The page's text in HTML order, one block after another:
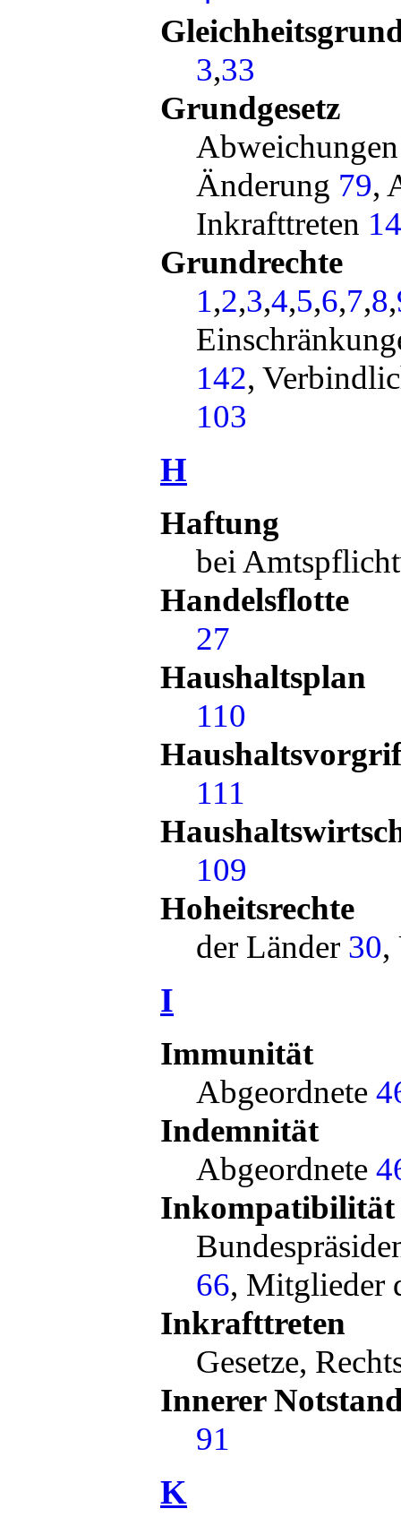
3,33
Grundgesetz
Änderung 79,
Inkrafttreten
Grundrechte
1,2,3,4,5,6,7,8,
142,
103
H
Haftung
bei
Handelsflotte
27
Haushaltsplan
110
111
109
Hoheitsrechte
der Länder 30,
I
Immunität
Abgeordnete
Indemnität
Abgeordnete
Inkompatibilität
66, Mitglieder
Inkrafttreten
Gesetze,
Innerer
91
K